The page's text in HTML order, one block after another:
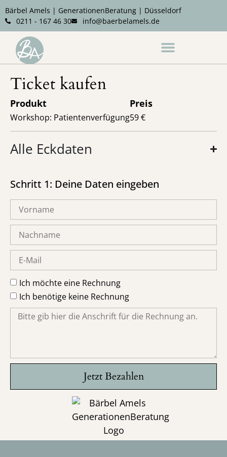
Bärbel Amels | GenerationenBeratung | Düsseldorf
0211 - 167 46 30
info@baerbelamels.de
Ticket kaufen
Produkt
Workshop: Patientenverfügung
Preis
59 €
Alle Eckdaten
Schritt 1: Deine Daten eingeben
Ich möchte eine Rechnung
Ich benötige keine Rechnung
Jetzt Bezahlen